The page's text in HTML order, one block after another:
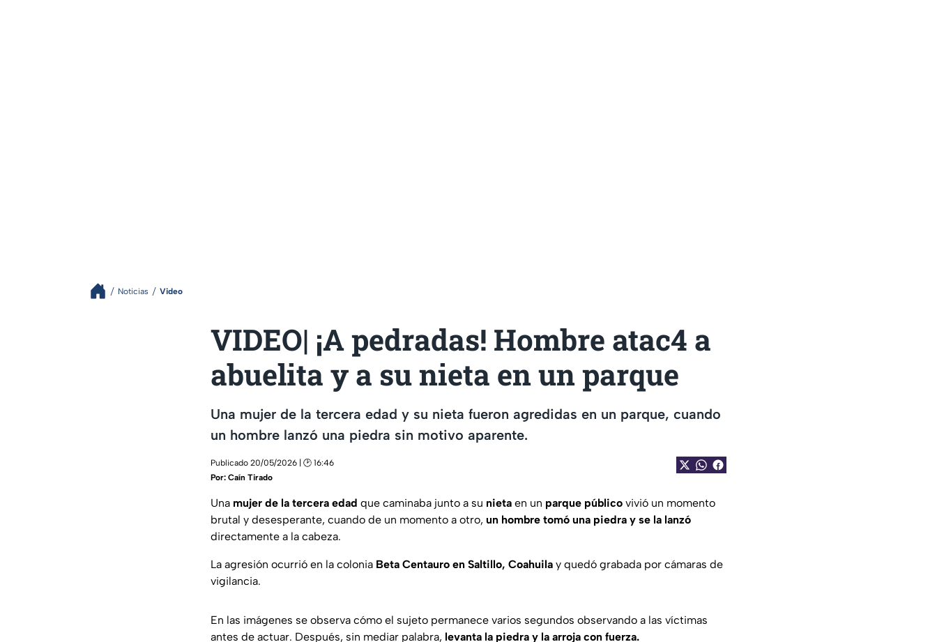
Noticias Video
VIDEO| ¡A pedradas! Hombre atac4 a
abuelita y a su nieta en un parque
Una mujer de la tercera edad y su nieta fueron agredidas en un parque, cuando
un hombre lanzó una piedra sin motivo aparente.
Publicado 20/05/2026 | 🕑 16:46
Por: Caín Tirado
Una mujer de la tercera edad que caminaba junto a su nieta en un parque público vivió un momento
brutal y desesperante, cuando de un momento a otro, un hombre tomó una piedra y se la lanzó
directamente a la cabeza.
La agresión ocurrió en la colonia Beta Centauro en Saltillo, Coahuila y quedó grabada por cámaras de
vigilancia.
En las imágenes se observa cómo el sujeto permanece varios segundos observando a las víctimas
antes de actuar. Después, sin mediar palabra, levanta la piedra y la arroja con fuerza.